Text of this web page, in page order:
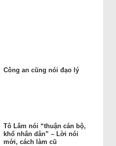
Công an cũng nói đạo lý
Tô Lâm nói “thuận cán bộ,
khổ nhân dân” – Lời nói
mới, cách làm cũ